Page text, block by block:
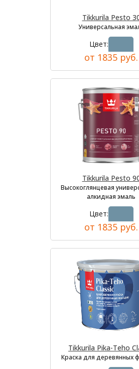
Tikkurila Pesto
Универсальная
Цвет:
от 1835 руб.
Tikkurila Pesto
Высокоглянцевая
алкидная эмаль
Цвет:
от 1835 руб.
Tikkurila Pika-Teho
Краска для деревянных